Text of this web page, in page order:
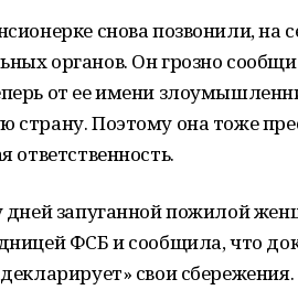
снова позвонили, на
органов. Он грозно
от ее имени
страну. Поэтому она тоже
ответственность.
дней запуганной пожилой
ФСБ и сообщила, что
свои